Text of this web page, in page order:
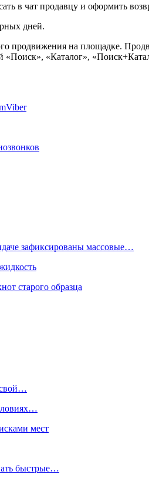
в чат продавцу и оформить
дней.
продвижения на площадке.
«Каталог»,
Viber
зафиксированы массовые…
старого образца
свой…
мест
быстрые…